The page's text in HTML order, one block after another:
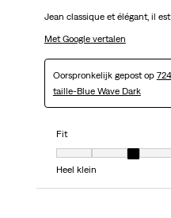
Jean classique et élégant, il
Met Google vertalen
Oorspronkelijk gepost op
taille-Blue Wave Dark
Fit
Fit, 3 van 7, waarbij 1 gelijk
Heel klein